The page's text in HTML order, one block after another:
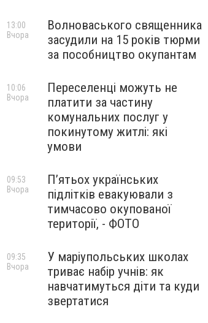
Волноваського священника
засудили на 15 років тюрми
за пособництво окупантам
13:00
Вчора
Переселенці можуть не
платити за частину
комунальних послуг у
покинутому житлі: які
умови
10:06
Вчора
П’ятьох українських
підлітків евакуювали з
тимчасово окупованої
території, - ФОТО
09:53
Вчора
У маріупольських школах
триває набір учнів: як
навчатимуться діти та куди
звертатися
09:35
Вчора